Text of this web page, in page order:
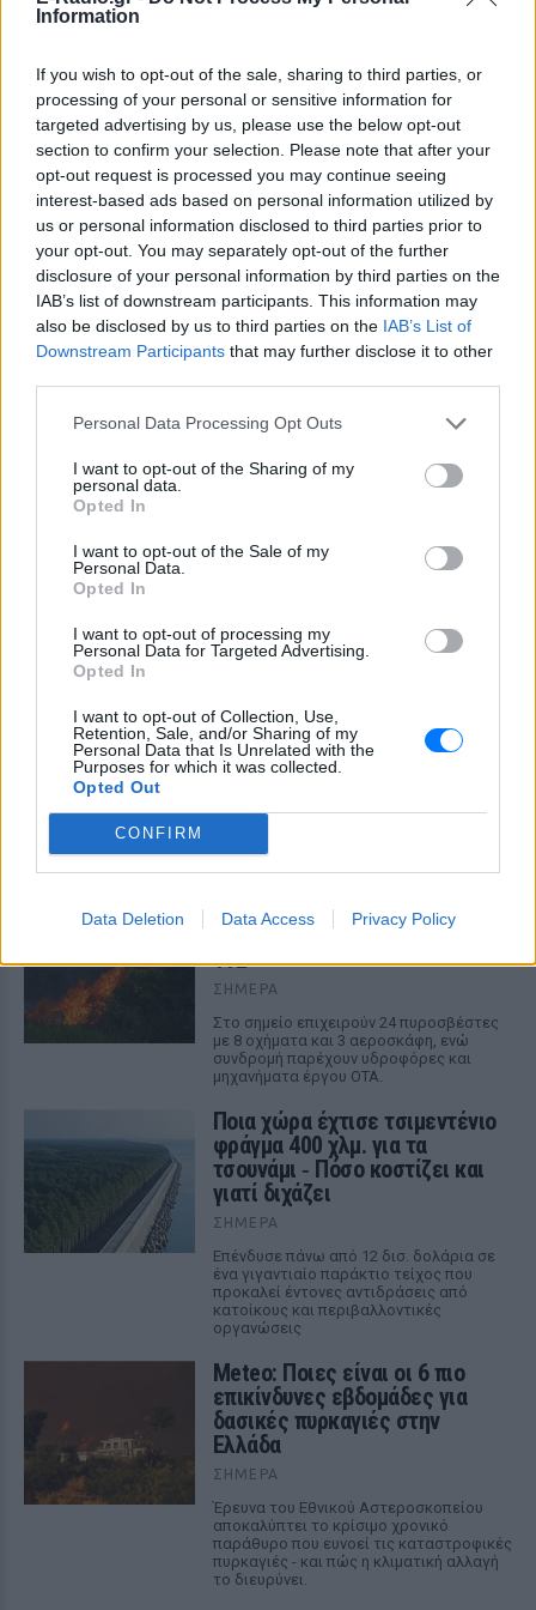
Information
If you wish to opt-out of the sale, sharing to third parties, or
processing of your personal or sensitive information for
targeted advertising by us, please use the below opt-out
section to confirm your selection. Please note that after your
opt-out request is processed you may continue seeing
interest-based ads based on personal information utilized by
us or personal information disclosed to third parties prior to
your opt-out. You may separately opt-out of the further
disclosure of your personal information by third parties on the
IAB’s list of downstream participants. This information may
also be disclosed by us to third parties on the IAB’s List of
Downstream Participants that may further disclose it to other
Personal Data Processing Opt Outs
I want to opt-out of the Sharing of my
personal data.
Opted In
I want to opt-out of the Sale of my
Personal Data.
Opted In
I want to opt-out of processing my
Personal Data for Targeted Advertising.
Opted In
I want to opt-out of Collection, Use,
Retention, Sale, and/or Sharing of my
Personal Data that Is Unrelated with the
Purposes for which it was collected.
Opted Out
CONFIRM
Data Deletion Data Access Privacy Policy
και μάθετε πρώτοι
Για ακόμη περισσότερανέα, μπείτε στηνροή
ειδήσεωντου E-Daily.gr
Ακολουθήστε το E-Radio.gr και στο Instagram
ΔΙΑΦΗΜΙΣΗ
ΔΕΙΤΕ ΕΠΙΣΗΣ
ΣΤΗΝ ΙΔΙΑ ΚΑΤΗΓΟΡΙΑ
Φωτιά στην Κρήνη Φαρσάλων:
Εναέρια μέσα και SMS από το
112
ΣΉΜΕΡΑ
Στο σημείο επιχειρούν 24 πυροσβέστες
με 8 οχήματα και 3 αεροσκάφη, ενώ
συνδρομή παρέχουν υδροφόρες και
μηχανήματα έργου ΟΤΑ.
Ποια χώρα έχτισε τσιμεντένιο
φράγμα 400 χλμ. για τα
τσουνάμι ‑ Πόσο κοστίζει και
γιατί διχάζει
ΣΉΜΕΡΑ
Επένδυσε πάνω από 12 δισ. δολάρια σε
ένα γιγαντιαίο παράκτιο τείχος που
προκαλεί έντονες αντιδράσεις από
κατοίκους και περιβαλλοντικές
οργανώσεις
Meteo: Ποιες είναι οι 6 πιο
επικίνδυνες εβδομάδες για
δασικές πυρκαγιές στην
Ελλάδα
ΣΉΜΕΡΑ
Έρευνα του Εθνικού Αστεροσκοπείου
αποκαλύπτει το κρίσιμο χρονικό
παράθυρο που ευνοεί τις καταστροφικές
πυρκαγιές - και πώς η κλιματική αλλαγή
το διευρύνει.